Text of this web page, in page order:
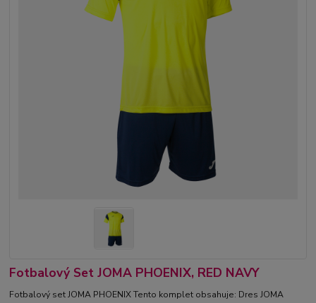
Fotbalový Set JOMA PHOENIX, RED NAVY
Fotbalový set JOMA PHOENIX Tento komplet obsahuje: Dres JOMA